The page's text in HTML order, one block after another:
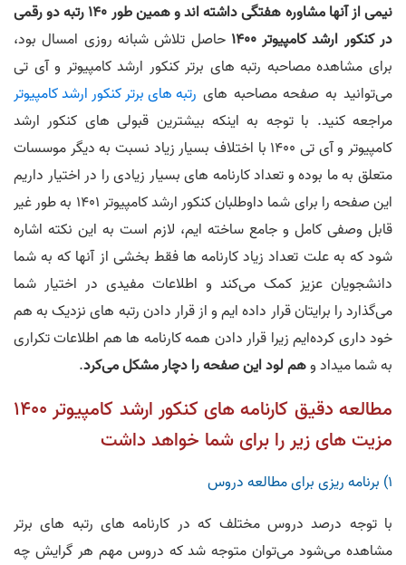
نیمی از آنها مشاوره هفتگی داشته اند و همین طور 140 رتبه دو رقمی
در کنکور ارشد کامپیوتر 1400
حاصل تلاش شبانه روزی امسال بود،
برای مشاهده مصاحبه رتبه های برتر کنکور ارشد کامپیوتر و آی تی
می‌توانید به صفحه مصاحبه های رتبه های برتر کنکور ارشد کامپیوتر
مراجعه کنید. با توجه به اینکه بیشترین قبولی های کنکور ارشد
کامپیوتر و آی تی 1400 با اختلاف بسیار زیاد نسبت به دیگر موسسات
متعلق به ما بوده و تعداد کارنامه های بسیار زیادی را در اختیار داریم
این صفحه را برای شما داوطلبان کنکور ارشد کامپیوتر 1401 به طور غیر
قابل وصفی کامل و جامع ساخته ایم، لازم است به این نکته اشاره
شود که به علت تعداد زیاد کارنامه ها فقط بخشی از آنها که به شما
دانشجویان عزیز کمک می‌کند و اطلاعات مفیدی در اختیار شما
می‌گذارد را برایتان قرار داده ایم و از قرار دادن رتبه های نزدیک به هم
خود داری کرده‌ایم زیرا قرار دادن همه کارنامه ها هم اطلاعات تکراری
به شما میداد وهم لود این صفحه را دچار مشکل می‌کرد.
مطالعه دقیق کارنامه های کنکور ارشد کامپیوتر 1400
مزیت های زیر را برای شما خواهد داشت
1) برنامه ریزی برای مطالعه دروس
با توجه درصد دروس مختلف که در کارنامه های رتبه های برتر
مشاهده می‌شود می‌توان متوجه شد که دروس مهم هر گرایش چه